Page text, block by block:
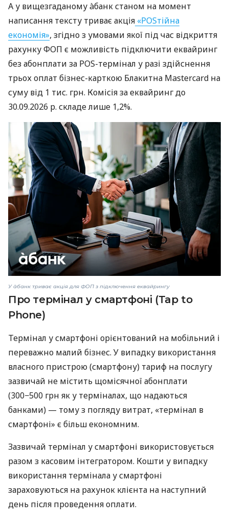
А у вищезгаданому àбанк станом на момент
написання тексту триває акція «POSтійна
економія», згідно з умовами якої під час відкриття
рахунку ФОП є можливість підключити еквайринг
без абонплати за POS-термінал у разі здійснення
трьох оплат бізнес-карткою Блакитна Mastercard на
суму від 1 тис. грн. Комісія за еквайринг до
30.09.2026 р. складе лише 1,2%.
У àбанк триває акція для ФОП з підключення еквайрингу
Про термінал у смартфоні (Tap to
Phone)
Термінал у смартфоні орієнтований на мобільний і
переважно малий бізнес. У випадку використання
власного пристрою (смартфону) тариф на послугу
зазвичай не містить щомісячної абонплати
(300−500 грн як у терміналах, що надаються
банками) — тому з погляду витрат, «термінал в
смартфоні» є більш економним.
Зазвичай термінал у смартфоні використовується
разом з касовим інтегратором. Кошти у випадку
використання термінала у смартфоні
зараховуються на рахунок клієнта на наступний
день після проведення оплати.